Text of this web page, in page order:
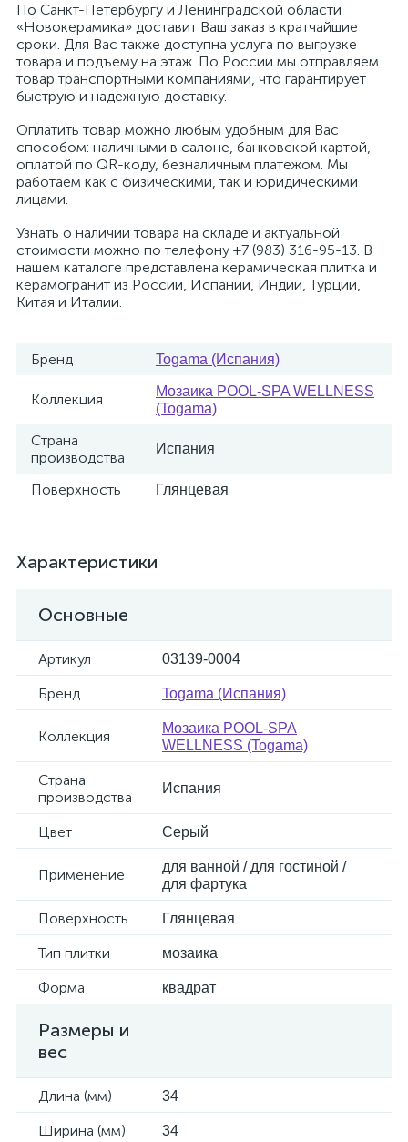
По Санкт-Петербургу и Ленинградской области
«Новокерамика» доставит Ваш заказ в кратчайшие
сроки. Для Вас также доступна услуга по выгрузке
товара и подъему на этаж. По России мы отправляем
товар транспортными компаниями, что гарантирует
быструю и надежную доставку.
Оплатить товар можно любым удобным для Вас
способом: наличными в салоне, банковской картой,
оплатой по QR-коду, безналичным платежом. Мы
работаем как с физическими, так и юридическими
лицами.
Узнать о наличии товара на складе и актуальной
стоимости можно по телефону +7 (983) 316-95-13. В
нашем каталоге представлена керамическая плитка и
керамогранит из России, Испании, Индии, Турции,
Китая и Италии.
Бренд Togama (Испания)
Коллекция
Мозаика POOL-SPA WELLNESS
(Togama)
Страна
производства
Испания
Поверхность Глянцевая
Характеристики
Основные
Артикул 03139-0004
Бренд Togama (Испания)
Коллекция
Мозаика POOL-SPA
WELLNESS (Togama)
Страна
производства
Испания
Цвет Серый
Применение
для ванной / для гостиной /
для фартука
Поверхность Глянцевая
Тип плитки мозаика
Форма квадрат
Размеры и
вес
Длина (мм) 34
Ширина (мм) 34